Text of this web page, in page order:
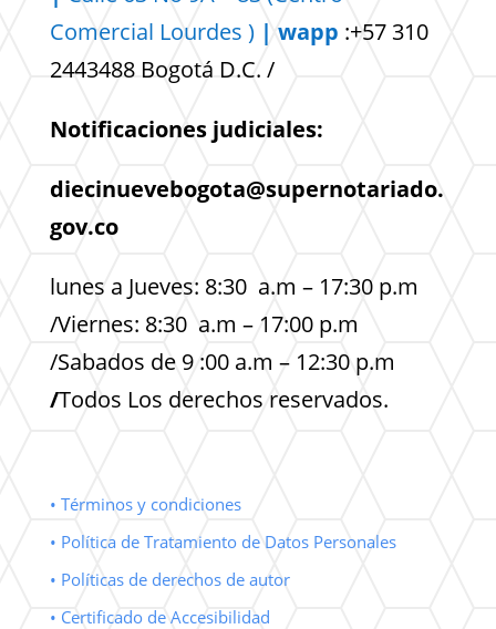
Comercial Lourdes ) | wapp :+57 310
2443488 Bogotá D.C. /
Notificaciones judiciales:
diecinuevebogota@supernotariado.
gov.co
lunes a Jueves: 8:30 a.m – 17:30 p.m
/Viernes: 8:30 a.m – 17:00 p.m
/Sabados de 9 :00 a.m – 12:30 p.m
/Todos Los derechos reservados.
• Términos y condiciones
• Política de Tratamiento de Datos Personales
• Políticas de derechos de autor
• Certificado de Accesibilidad